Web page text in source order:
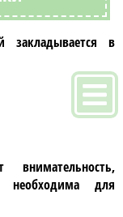
закладывается в
внимательность,
необходима для